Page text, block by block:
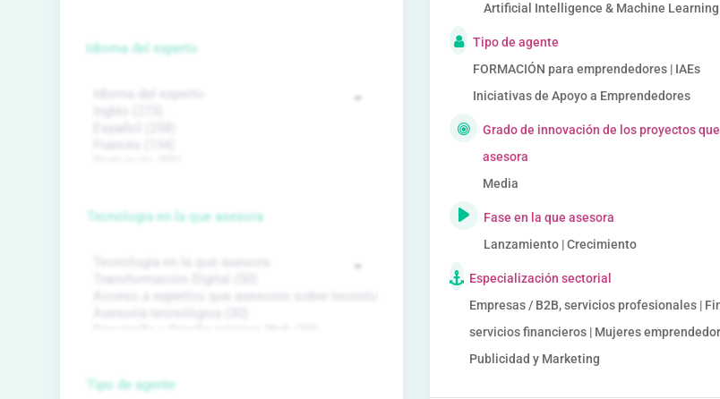
Artificial Intelligence & Machine Learning
Tipo de agente
FORMACIÓN para emprendedores | IAEs
Iniciativas de Apoyo a Emprendedores
Grado de innovación de los proyectos que
asesora
Media
Fase en la que asesora
Lanzamiento | Crecimiento
Especialización sectorial
Empresas / B2B, servicios profesionales |
servicios financieros | Mujeres
Publicidad y Marketing
Idioma del experto
Tecnología en la que asesora
Tipo de agente